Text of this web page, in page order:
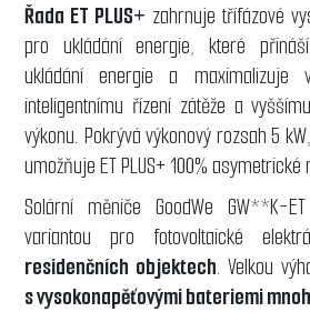
Řada ET PLUS+ zahrnuje třífázové
pro ukládání energie, které
ukládání energie a maximalizuje
inteligentnímu řízení zátěže a
výkonu. Pokrývá výkonový rozsah 5
umožňuje ET PLUS+ 100% asymetrické
Solární měniče GoodWe GW**K-
variantou pro fotovoltaické
residenčních objektech. Velkou
s vysokonapěťovými bateriemi